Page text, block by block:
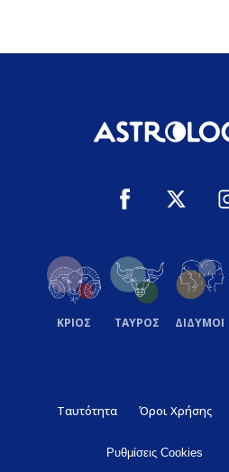
ΚΡΙΟΣ ΤΑΥΡΟΣ ΔΙΔΥΜΟΙ
Ταυτότητα Όροι Χρήσης
Ρυθμίσεις Cookies